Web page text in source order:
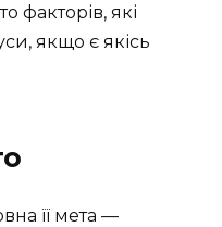
факторів, які
якщо є якісь
її мета —